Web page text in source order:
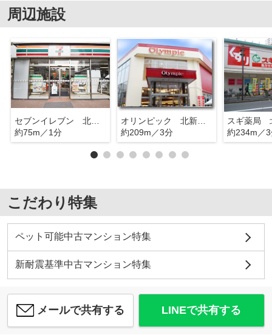
周辺施設
セブンイレブン 北新宿１丁目大久保通り
約75m／1分
オリンピック 北新宿店
約209m／3分
約234m／
こだわり特集
ペット可能中古マンション特集
新耐震基準中古マンション特集
メールで共有する LINEで共有する